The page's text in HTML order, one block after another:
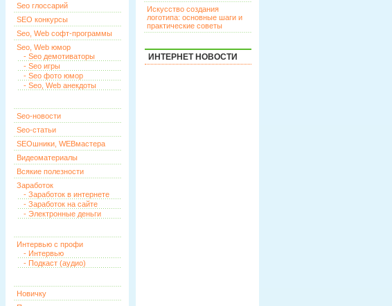
Seo глоссарий
SEO конкурсы
Seo, Web софт-программы
Seo, Web юмор
- Seo демотиваторы
- Seo игры
- Seo фото юмор
- Seo, Web анекдоты
Seo-новости
Seo-статьи
SEOшники, WEBмастера
Видеоматериалы
Всякие полезности
Заработок
- Заработок в интернете
- Заработок на сайте
- Электронные деньги
Интервью с профи
- Интервью
- Подкаст (аудио)
Новичку
Искусство создания
логотипа: основные шаги и
практические советы
ИНТЕРНЕТ НОВОСТИ